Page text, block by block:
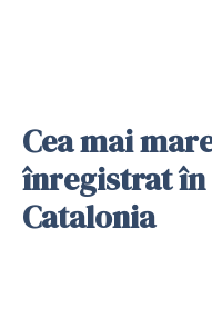
Cea mai
înregistrat în
Catalonia